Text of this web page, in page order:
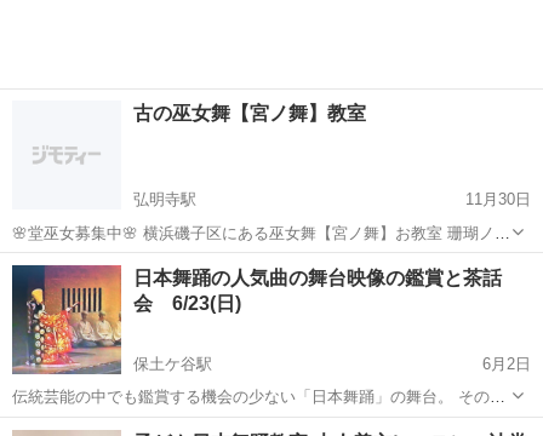
古の巫女舞【宮ノ舞】教室
弘明寺駅
11月30日
🌸堂巫女募集中🌸 横浜磯子区にある巫女舞【宮ノ舞】お教室 珊瑚ノ宮
みろく堂 蘭儀（らんぎ）と申します🪭✨ 古から伝わる所作を表した
巫女の舞である『宮ノ舞』を習えるスクールを開校いましました！ 🌸
対面お稽古 ...
神奈川 横浜市 弘明寺駅 日本舞踊 所作
日本舞踊の人気曲の舞台映像の鑑賞と茶話
会 6/23(日)
保土ケ谷駅
6月2日
伝統芸能の中でも鑑賞する機会の少ない「日本舞踊」の舞台。 その中
から最高の作品の一つである「京鹿子娘道成寺」を取り上げ、舞台映
神奈川 横浜市 保土ケ谷駅 日本舞踊 藤間